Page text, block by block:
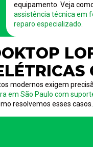
equipamento. Veja
assistência técnica em
reparo especializado.
modernos exigem
em São Paulo com
resolvemos esses casos.